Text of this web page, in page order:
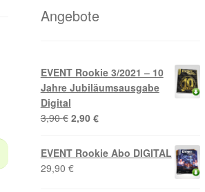
Angebote
EVENT Rookie 3/2021 – 10
Jahre Jubiläumsausgabe
Digital
3,90€ Ursprünglicher
war:
3,90 €
2,90 €Aktueller
ist:
2,90 €.
EVENT Rookie Abo DIGITAL
29,90 €